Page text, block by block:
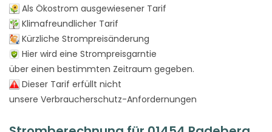
Als Ökostrom ausgewiesener Tarif
Klimafreundlicher Tarif
Kürzliche Strompreisänderung
Hier wird eine Strompreisgarntie
über einen bestimmten Zeitraum gegeben.
Dieser Tarif erfüllt nicht
unsere Verbraucherschutz-Anfordernungen